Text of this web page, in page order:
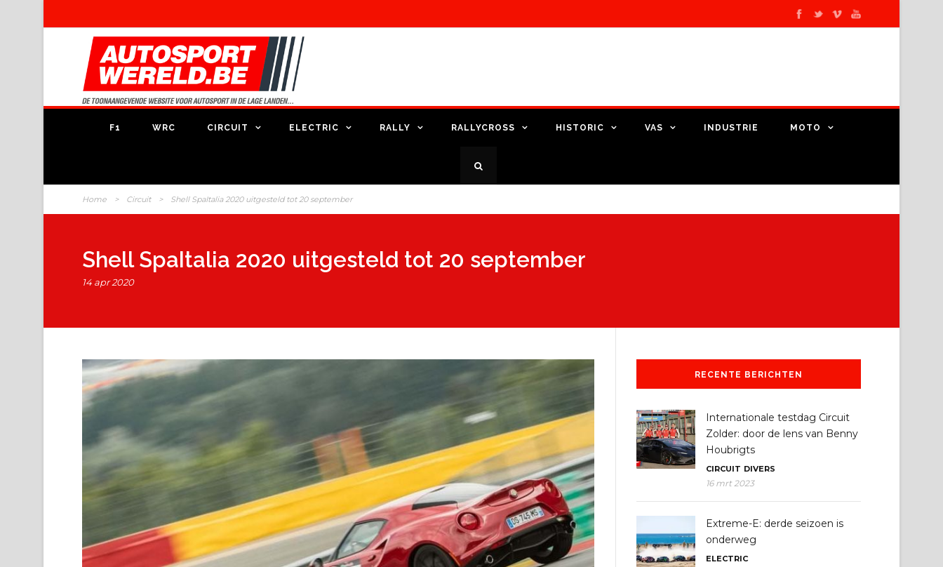
F1 WRC CIRCUIT ELECTRIC RALLY RALLYCROSS HISTORIC VAS INDUSTRIE MOTO
Home > Circuit > Shell SpaItalia 2020 uitgesteld tot 20 september
Shell SpaItalia 2020 uitgesteld tot 20 september
14 apr 2020
RECENTE BERICHTEN
Internationale testdag Circuit
Zolder: door de lens van Benny
Houbrigts
CIRCUIT DIVERS
16 mrt 2023
Extreme-E: derde seizoen is
onderweg
ELECTRIC